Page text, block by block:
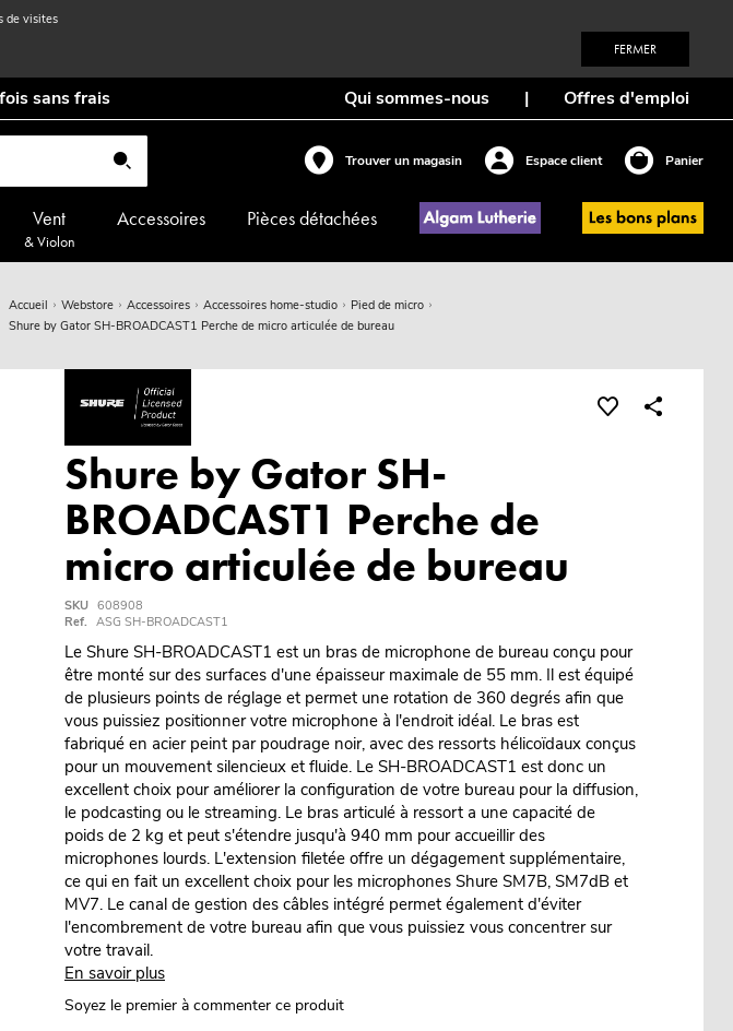
de visites
FERMER
sans frais Qui sommes-nous | Offres d'emploi
Trouver un magasin Espace client Panier
Vent
& Violon
Accessoires Pièces détachées
Accueil Webstore Accessoires Accessoires home-studio
Pied de micro
Shure by Gator SH-BROADCAST1 Perche de micro articulée de bureau
Shure by Gator SH-
BROADCAST1 Perche de
micro articulée de bureau
SKU 608908
Ref. ASG SH-BROADCAST1
Le Shure SH-BROADCAST1 est un bras de microphone de bureau conçu pour
être monté sur des surfaces d'une épaisseur maximale de 55 mm. Il est équipé
de plusieurs points de réglage et permet une rotation de 360 degrés afin que
vous puissiez positionner votre microphone à l'endroit idéal. Le bras est
fabriqué en acier peint par poudrage noir, avec des ressorts hélicoïdaux conçus
pour un mouvement silencieux et fluide. Le SH-BROADCAST1 est donc un
excellent choix pour améliorer la configuration de votre bureau pour la diffusion,
le podcasting ou le streaming. Le bras articulé à ressort a une capacité de
poids de 2 kg et peut s'étendre jusqu'à 940 mm pour accueillir des
microphones lourds. L'extension filetée offre un dégagement supplémentaire,
ce qui en fait un excellent choix pour les microphones Shure SM7B, SM7dB et
MV7. Le canal de gestion des câbles intégré permet également d'éviter
l'encombrement de votre bureau afin que vous puissiez vous concentrer sur
votre travail.
En savoir plus
Soyez le premier à commenter ce produit